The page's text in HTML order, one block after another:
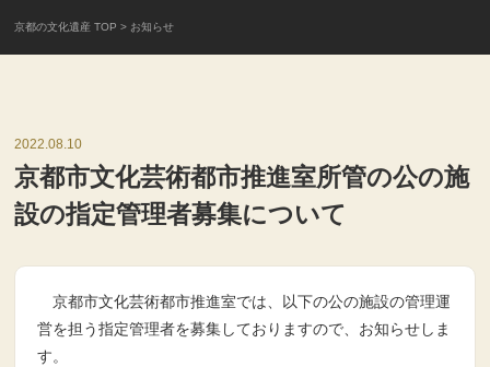
京都の文化遺産 TOP > お知らせ
2022.08.10
京都市文化芸術都市推進室所管の公の施
設の指定管理者募集について
京都市文化芸術都市推進室では、以下の公の施設の管理運
営を担う指定管理者を募集しておりますので、お知らせしま
す。